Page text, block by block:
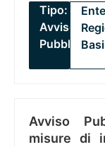
Tipo:
Avviso
Pubblico
Avviso
misure di